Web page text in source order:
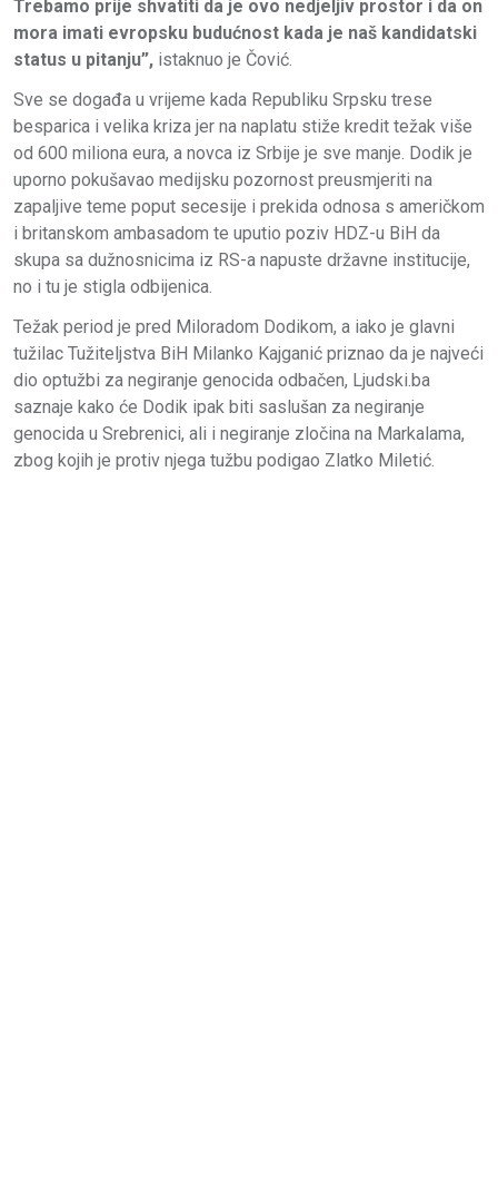
Trebamo prije shvatiti da je ovo nedjeljiv prostor i da on
mora imati evropsku budućnost kada je naš kandidatski
status u pitanju”, istaknuo je Čović.
Sve se događa u vrijeme kada Republiku Srpsku trese
besparica i velika kriza jer na naplatu stiže kredit težak više
od 600 miliona eura, a novca iz Srbije je sve manje. Dodik je
uporno pokušavao medijsku pozornost preusmjeriti na
zapaljive teme poput secesije i prekida odnosa s američkom
i britanskom ambasadom te uputio poziv HDZ-u BiH da
skupa sa dužnosnicima iz RS-a napuste državne institucije,
no i tu je stigla odbijenica.
Težak period je pred Miloradom Dodikom, a iako je glavni
tužilac Tužiteljstva BiH Milanko Kajganić priznao da je najveći
dio optužbi za negiranje genocida odbačen, Ljudski.ba
saznaje kako će Dodik ipak biti saslušan za negiranje
genocida u Srebrenici, ali i negiranje zločina na Markalama,
zbog kojih je protiv njega tužbu podigao Zlatko Miletić.